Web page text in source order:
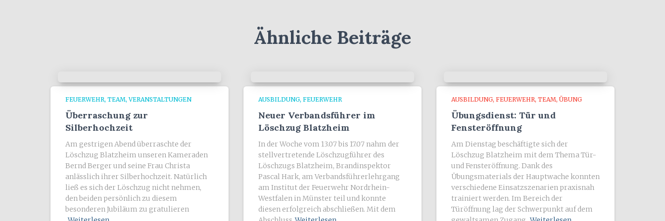
Ähnliche Beiträge
FEUERWEHR TEAM VERANSTALTUNGEN
Überraschung zur
Silberhochzeit
Am gestrigen Abend überraschte der
Löschzug Blatzheim unseren Kameraden
Bernd Berger und seine Frau Christa
anlässlich ihrer Silberhochzeit. Natürlich
ließ es sich der Löschzug nicht nehmen,
den beiden persönlich zu diesem
besonderen Jubiläum zu gratulieren
AUSBILDUNG FEUERWEHR
Neuer Verbandsführer im
Löschzug Blatzheim
In der Woche vom 13.07 bis 17.07 nahm der
stellvertretende Löschzugführer des
Löschzugs Blatzheim, Brandinspektor
Pascal Hark, am Verbandsführerlehrgang
am Institut der Feuerwehr Nordrhein-
Westfalen in Münster teil und konnte
diesen erfolgreich abschließen. Mit dem
AUSBILDUNG FEUERWEHR TEAM ÜBUNG
Übungsdienst: Tür und
Fensteröffnung
Am Dienstag beschäftigte sich der
Löschzug Blatzheim mit dem Thema Tür-
und Fensteröffnung. Dank des
Übungsmaterials der Hauptwache konnten
verschiedene Einsatzszenarien praxisnah
trainiert werden. Im Bereich der
Türöffnung lag der Schwerpunkt auf dem